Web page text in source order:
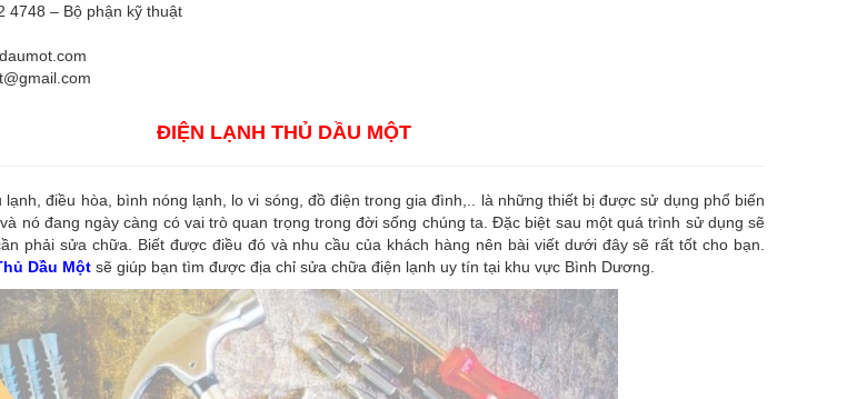
4748 – Bộ phận kỹ thuật
ĐIỆN LẠNH THỦ DẦU MỘT
điều hòa, bình nóng lạnh, lo vi sóng, đồ điện trong gia đình,.. là những thiết bị được sử dụng phổ biến
nó đang ngày càng có vai trò quan trọng trong đời sống chúng ta. Đặc biệt sau một quá trình sử dụng sẽ
phải sửa chữa. Biết được điều đó và nhu cầu của khách hàng nên bài viết dưới đây sẽ rất tốt cho bạn.
Dầu Một sẽ giúp bạn tìm được địa chỉ sửa chữa điện lạnh uy tín tại khu vực Bình Dương.